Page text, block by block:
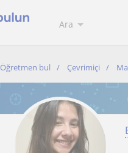
Ara
Öğretmen bul Çevrimiçi